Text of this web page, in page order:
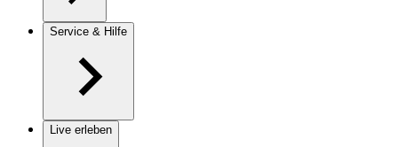
Service & Hilfe
Live erleben